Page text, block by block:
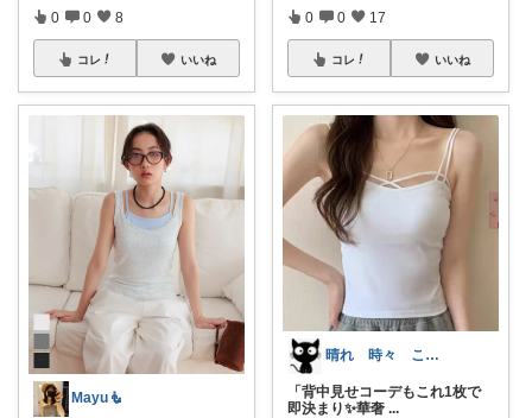
0 0 8
コレ いいね
Mayu🧜
0 0 17
コレ いいね
晴れ 時々 こまりちゃん
「背中見せコーデもこれ1枚で
即決まり✨華奢 ...